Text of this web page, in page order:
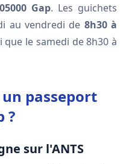
Gap. Les guichets
au vendredi de 8h30 à
que le samedi de 8h30 à
passeport
?
sur l'ANTS